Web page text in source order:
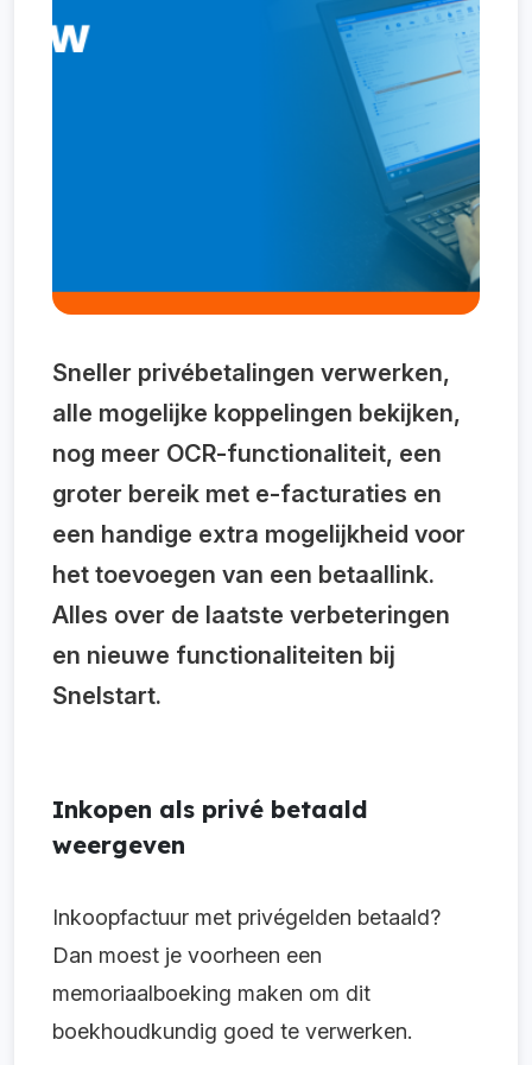
Sneller privébetalingen verwerken,
alle mogelijke koppelingen bekijken,
nog meer OCR-functionaliteit, een
groter bereik met e-facturaties en
een handige extra mogelijkheid voor
het toevoegen van een betaallink.
Alles over de laatste verbeteringen
en nieuwe functionaliteiten bij
Snelstart.
Inkopen als privé betaald
weergeven
Inkoopfactuur met privégelden betaald?
Dan moest je voorheen een
memoriaalboeking maken om dit
boekhoudkundig goed te verwerken.